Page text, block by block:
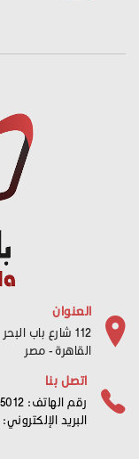
العنوان
112 شارع باب البحر
القاهرة - مصر
اتصل بنا
رقم الهاتف: 01277675012
البريد الإلكتروني: